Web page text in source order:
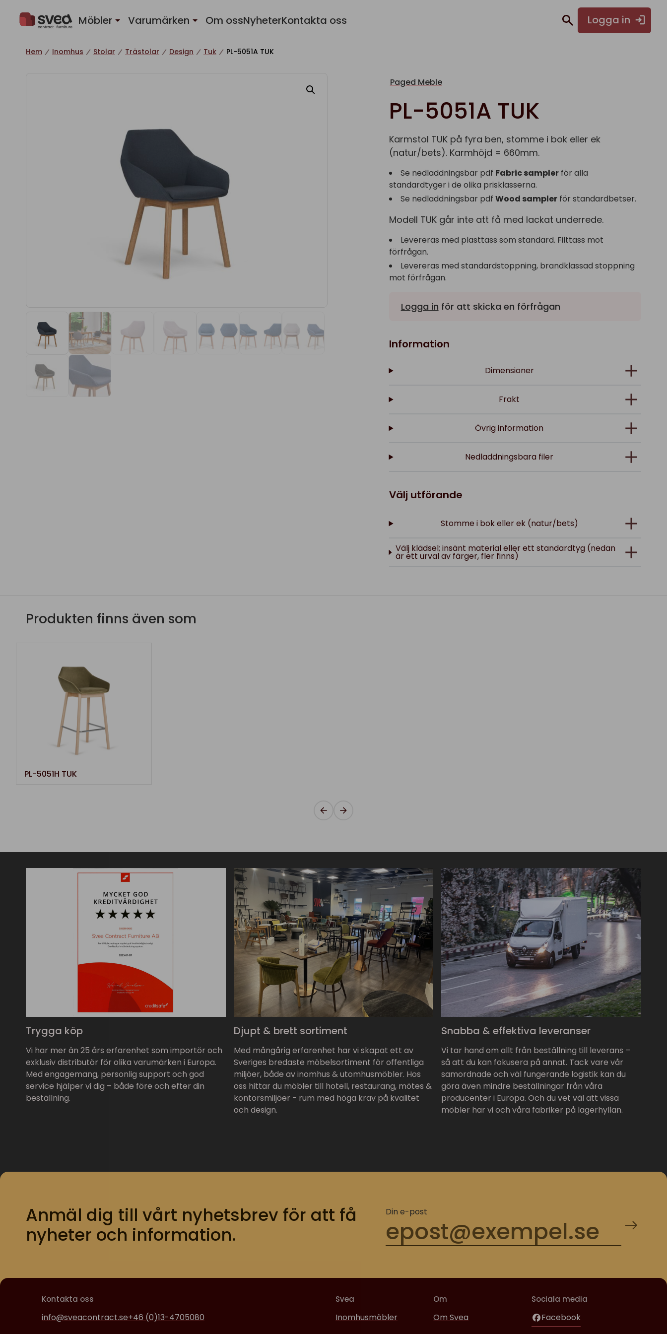
Möbler Varumärken Om ossNyheterKontakta oss Logga in
Hem Inomhus Stolar Trästolar Design Tuk PL-5051A TUK
Paged Meble
PL-5051A TUK
Karmstol TUK på fyra ben, stomme i bok eller ek
(natur/bets). Karmhöjd = 660mm.
Se nedladdningsbar pdf Fabric samplerför alla
standardtyger i de olika prisklasserna.
Se nedladdningsbar pdf Wood samplerför standardbetser.
Modell TUK går inte att få med lackat underrede.
Levereras med plasttass som standard. Filttass mot
förfrågan.
Levereras med standardstoppning, brandklassad stoppning
mot förfrågan.
Logga in för att skicka en förfrågan
Information
Dimensioner
Frakt
Övrig information
Nedladdningsbara filer
Välj utförande
Stomme i bok eller ek (natur/bets)
Välj klädsel; insänt material eller ett standardtyg (nedan
är ett urval av färger, fler finns)
Produkten finns även som
PL-5051H TUK
Trygga köp
Vi har mer än 25 års erfarenhet som importör och
exklusiv distributör för olika varumärken i Europa.
Med engagemang, personlig support och god
service hjälper vi dig – både före och efter din
beställning.
Djupt & brett sortiment
Med mångårig erfarenhet har vi skapat ett av
Sveriges bredaste möbelsortiment för offentliga
miljöer, både av inomhus & utomhusmöbler. Hos
oss hittar du möbler till hotell, restaurang, mötes &
kontorsmiljöer - rum med höga krav på kvalitet
och design.
Snabba & effektiva leveranser
Vi tar hand om allt från beställning till leverans –
så att du kan fokusera på annat. Tack vare vår
samordnade och väl fungerande logistik kan du
göra även mindre beställningar från våra
producenter i Europa. Och du vet väl att vissa
möbler har vi och våra fabriker på lagerhyllan.
Anmäl dig till vårt nyhetsbrev för att få
nyheter och information.
Din e-post
Kontakta oss
info@sveacontract.se+46 (0)13-4705080
Svea
Inomhusmöbler
Om
Om Svea
Sociala media
Facebook